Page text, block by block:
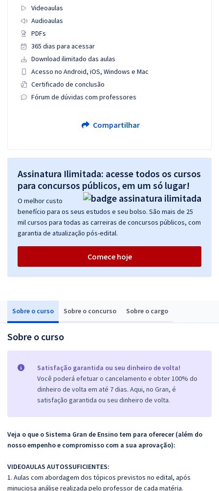
Sobre o curso Sobre o concurso Sobre o cargo
Sobre o curso
Satisfação garantida ou seu dinheiro de volta!
Você poderá efetuar o cancelamento e obter 100% do
dinheiro de volta em até 7 dias. Aqui, no Gran, é
satisfação garantida ou seu dinheiro de volta.
Veja o que o Sistema Gran de Ensino tem para oferecer (além do
nosso empenho e compromisso com a sua aprovação):
VIDEOAULAS AUTOSSUFICIENTES:
1. Aulas com abordagem dos tópicos previstos no edital, após
minuciosa análise realizada pelo professor de cada matéria.
Videoaulas
Audioaulas
PDFs
365 dias para acessar
Download ilimitado das aulas
Acesso no Android, iOS, Windows e Mac
Certificado de conclusão
Fórum de dúvidas com professores
Compartilhar
Assinatura Ilimitada: acesse todos os cursos
para concursos públicos, em um só lugar!
O melhor custo
benefício para os seus estudos e seu bolso. São mais de 25
mil cursos para todas as carreiras de concursos públicos, com
garantia de atualização pós-edital.
Comece hoje